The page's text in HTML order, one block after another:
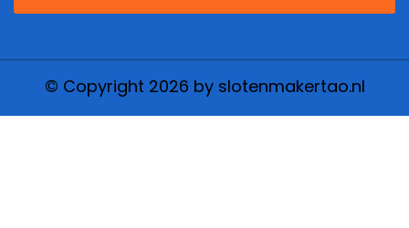
© Copyright 2026 by slotenmakertao.nl